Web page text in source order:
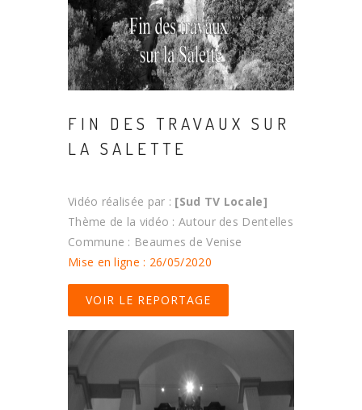
FIN DES TRAVAUX SUR
LA SALETTE
Vidéo réalisée par : [Sud TV Locale]
Thème de la vidéo : Autour des Dentelles
Commune : Beaumes de Venise
Mise en ligne : 26/05/2020
VOIR LE REPORTAGE